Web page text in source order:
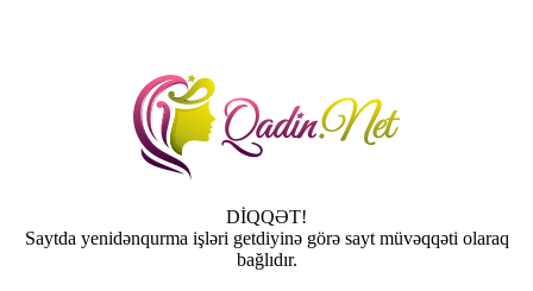
DİQQƏT!
Saytda yenidənqurma işləri getdiyinə görə sayt müvəqqəti olaraq
bağlıdır.